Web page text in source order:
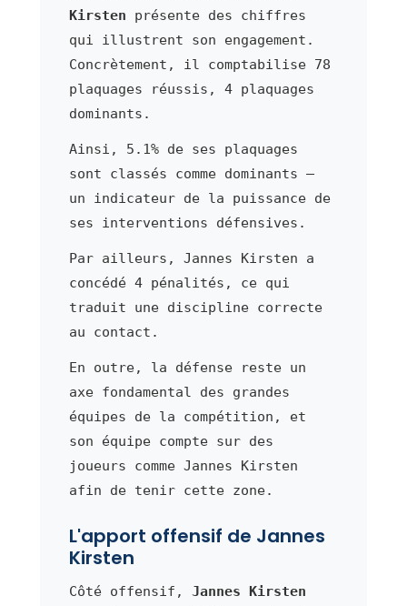
Kirsten présente des chiffres
qui illustrent son engagement.
Concrètement, il comptabilise 78
plaquages réussis, 4 plaquages
dominants.
Ainsi, 5.1% de ses plaquages
sont classés comme dominants —
un indicateur de la puissance de
ses interventions défensives.
Par ailleurs, Jannes Kirsten a
concédé 4 pénalités, ce qui
traduit une discipline correcte
au contact.
En outre, la défense reste un
axe fondamental des grandes
équipes de la compétition, et
son équipe compte sur des
joueurs comme Jannes Kirsten
afin de tenir cette zone.
L'apport offensif de Jannes
Kirsten
Côté offensif, Jannes Kirsten